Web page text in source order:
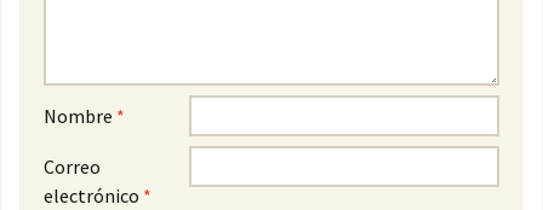
Nombre *
Correo
electrónico *